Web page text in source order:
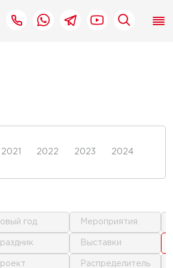
2021 2022 2023
2024
новый год
праздник
проект
мероприятия
выставки
распределитель